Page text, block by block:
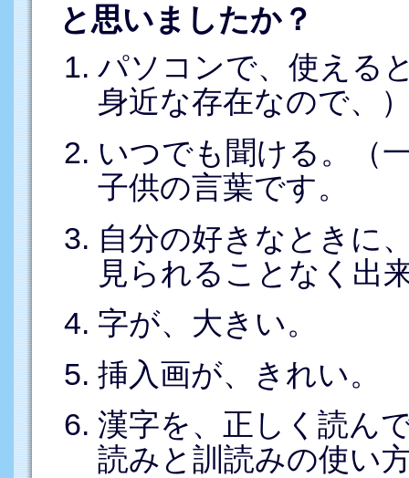
と思いましたか？
パソコンで、使える
身近な存在なので、
いつでも聞ける。（
子供の言葉です。
自分の好きなときに
見られることなく出
字が、大きい。
挿入画が、きれい。
漢字を、正しく読ん
読みと訓読みの使い